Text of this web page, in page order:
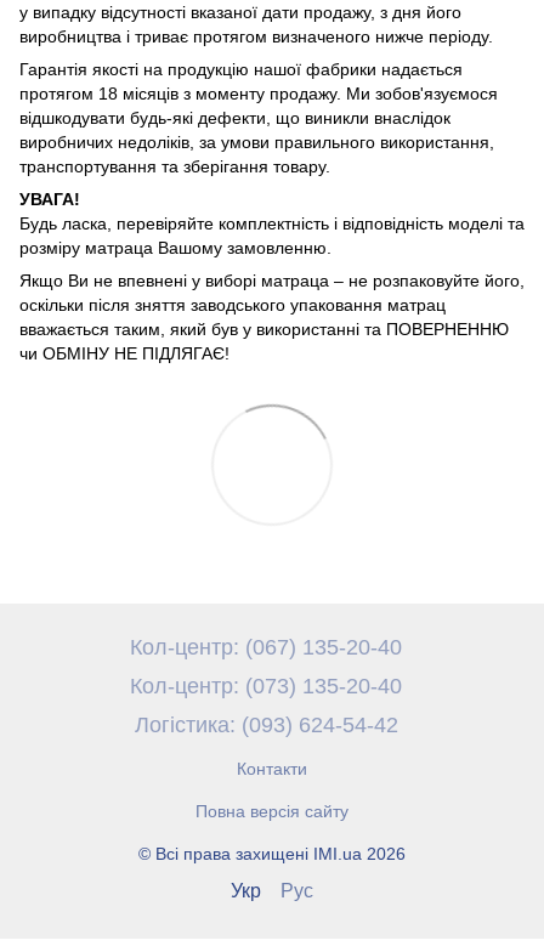
у випадку відсутності вказаної дати продажу, з дня його
виробництва і триває протягом визначеного нижче періоду.
Гарантія якості на продукцію нашої фабрики надається
протягом 18 місяців з моменту продажу. Ми зобов'язуємося
відшкодувати будь-які дефекти, що виникли внаслідок
виробничих недоліків, за умови правильного використання,
транспортування та зберігання товару.
УВАГА!
Будь ласка, перевіряйте комплектність і відповідність моделі та
розміру матраца Вашому замовленню.
Якщо Ви не впевнені у виборі матраца – не розпаковуйте його,
оскільки після зняття заводського упаковання матрац
вважається таким, який був у використанні та ПОВЕРНЕННЮ
чи ОБМІНУ НЕ ПІДЛЯГАЄ!
Кол-центр: (067) 135-20-40
Кол-центр: (073) 135-20-40
Логістика: (093) 624-54-42
Контакти
Повна версія сайту
© Всі права захищені IMI.ua 2026
Укр Рус